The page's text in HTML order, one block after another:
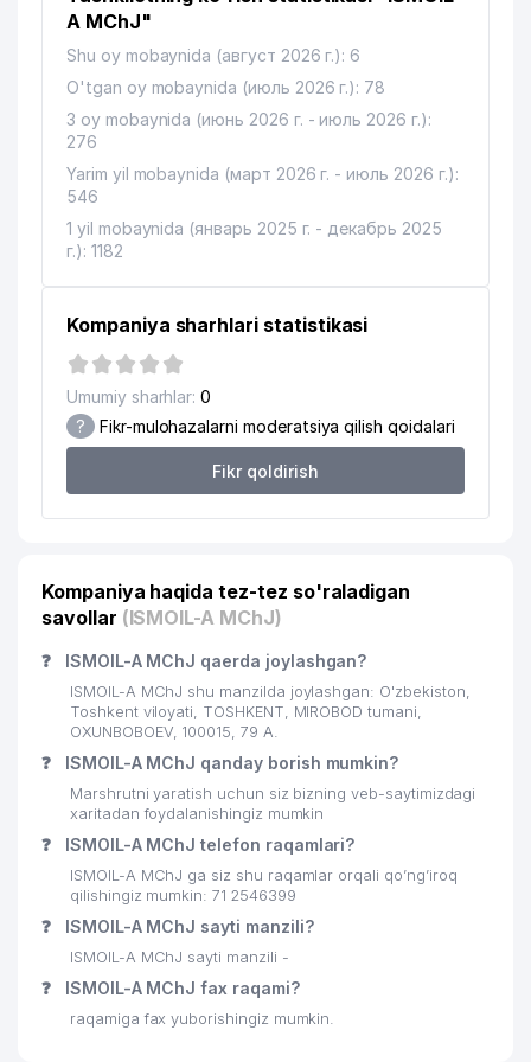
13
TELEFONLAR XAQIDA MA'LUMOT
14
TOSHKENT SHAHRI TASHKILOT
TELEFONLARI HAQIDA MA'LUMOT
BYUROSI
424 м
15
DIGITAL SERVIS PLUS XUSUSIY
KORXONASI
430 м
16 ALFA-STYLE MChJ
17 ELGA XIZMAT MIROBOD MChJ 453 м
ALFA-STYLE MChJ
20
TRUE ENGINEERING SUPERVISION
21 ASIA CLEANING SERVICE MChJ 482 м
23 UBI CONSULTING MChJ
25 UBI CONSULTING MChJ 495 м
26 UBI CONSULTING MChJ
ULTRA INVEST STROY MChJ
28 UBI CONSULTING MChJ
29 UBI CONSULTING MChJ 515 м
30 SARUS BIZNES SERVIS MChJ
31
ASTAS ENDUSTRI TEKSTIL
MAKINALARI SANAYI VE TICARET A.S.
A MChJ"
Shu oy mobaynida (август 2026 г.): 6
O'tgan oy mobaynida (июль 2026 г.): 78
3 oy mobaynida (июнь 2026 г. - июль 2026 г.):
276
Yarim yil mobaynida (март 2026 г. - июль 2026 г.):
546
1 yil mobaynida (январь 2025 г. - декабрь 2025
г.): 1182
Kompaniya sharhlari statistikasi
Umumiy sharhlar: 0
? Fikr-mulohazalarni moderatsiya qilish qoidalari
Fikr qoldirish
Kompaniya haqida tez-tez so'raladigan
savollar (ISMOIL-A MChJ)
❓ ISMOIL-A MChJ qaerda joylashgan?
ISMOIL-A MChJ shu manzilda joylashgan: O'zbekiston,
Toshkent viloyati, TOSHKENT, MIROBOD tumani,
OXUNBOBOEV, 100015, 79 A.
❓ ISMOIL-A MChJ qanday borish mumkin?
Marshrutni yaratish uchun siz bizning veb-saytimizdagi
xaritadan foydalanishingiz mumkin
❓ ISMOIL-A MChJ telefon raqamlari?
ISMOIL-A MChJ ga siz shu raqamlar orqali qo’ng’iroq
qilishingiz mumkin: 71 2546399
❓ ISMOIL-A MChJ sayti manzili?
ISMOIL-A MChJ sayti manzili -
❓ ISMOIL-A MChJ fax raqami?
raqamiga fax yuborishingiz mumkin.